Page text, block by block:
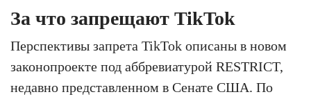
За что запрещают TikTok
Перспективы запрета TikTok описаны в новом
законопроекте под аббревиатурой RESTRICT,
недавно представленном в Сенате США. По